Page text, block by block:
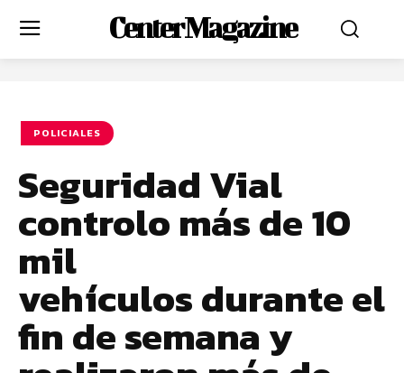
Center Magazine
POLICIALES
Seguridad Vial
controlo más de 10
mil
vehículos durante el
fin de semana y